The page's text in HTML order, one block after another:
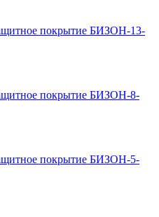
покрытие БИЗОН-13-
покрытие БИЗОН-8-
покрытие БИЗОН-5-